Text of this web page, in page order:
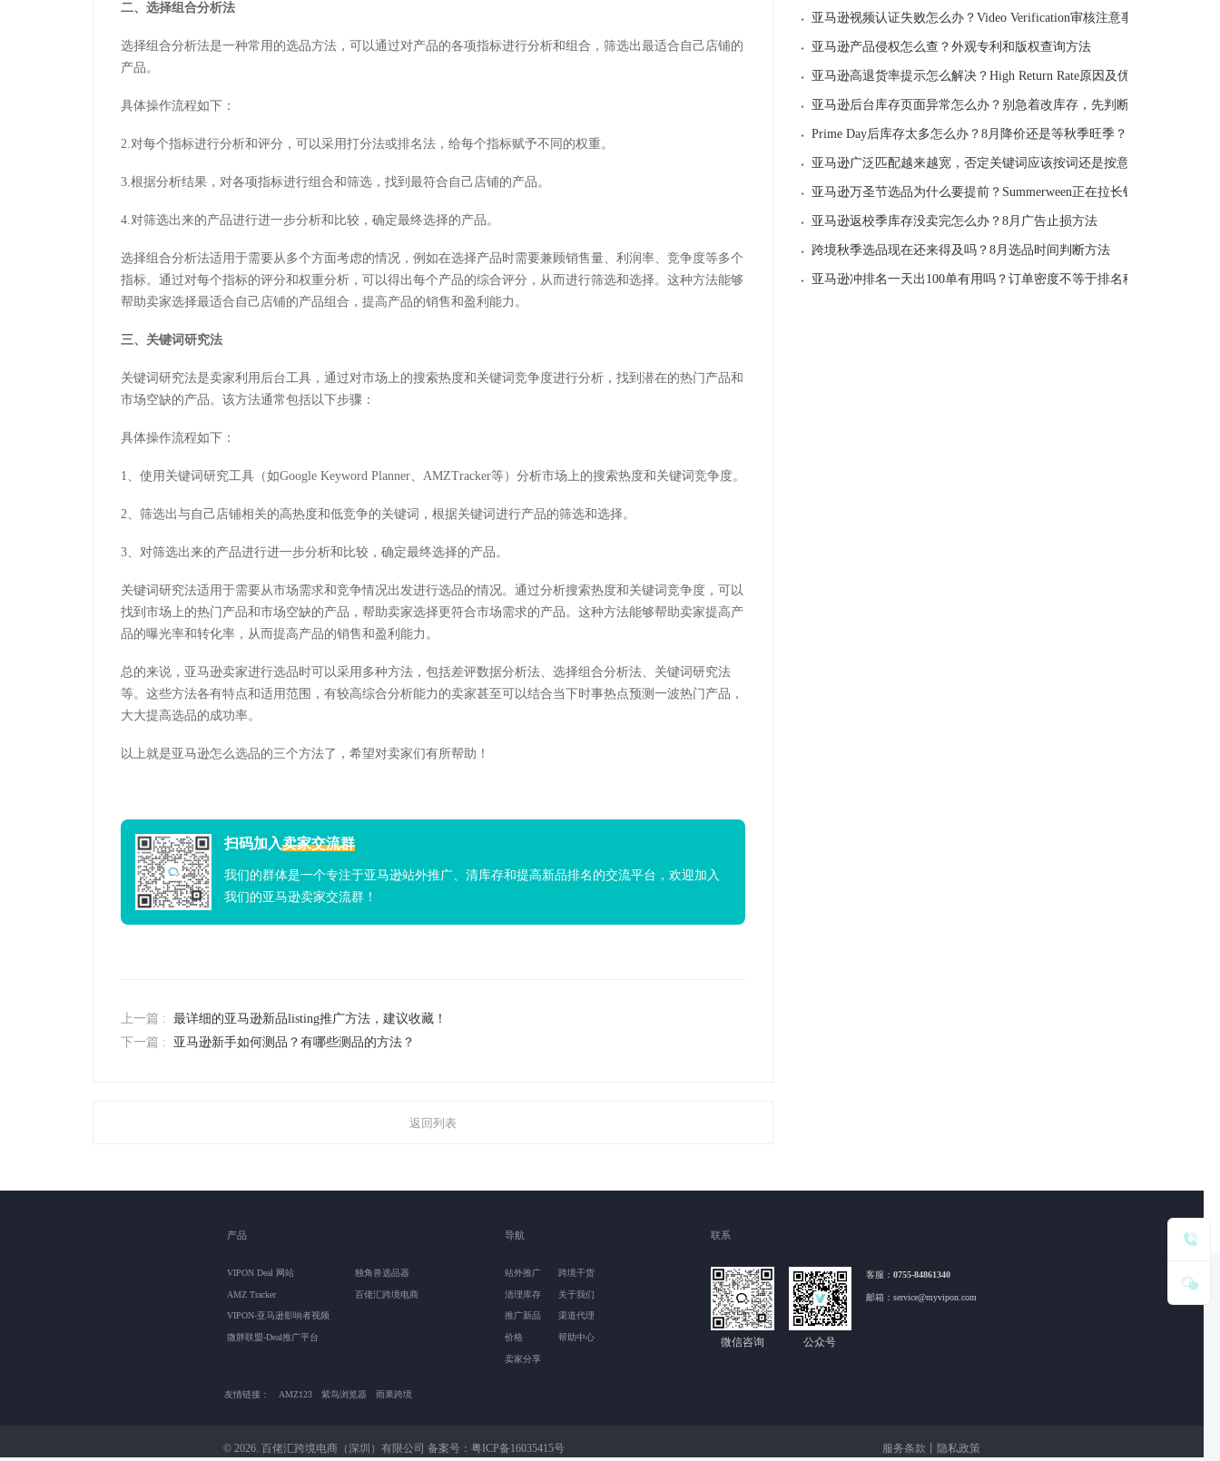
二、选择组合分析法
选择组合分析法是一种常用的选品方法，可以通过对产品的各项指标进行分析和组合，筛选出最适合自己店铺的
产品。
具体操作流程如下：
2.对每个指标进行分析和评分，可以采用打分法或排名法，给每个指标赋予不同的权重。
3.根据分析结果，对各项指标进行组合和筛选，找到最符合自己店铺的产品。
4.对筛选出来的产品进行进一步分析和比较，确定最终选择的产品。
选择组合分析法适用于需要从多个方面考虑的情况，例如在选择产品时需要兼顾销售量、利润率、竞争度等多个
指标。通过对每个指标的评分和权重分析，可以得出每个产品的综合评分，从而进行筛选和选择。这种方法能够
帮助卖家选择最适合自己店铺的产品组合，提高产品的销售和盈利能力。
三、关键词研究法
关键词研究法是卖家利用后台工具，通过对市场上的搜索热度和关键词竞争度进行分析，找到潜在的热门产品和
市场空缺的产品。该方法通常包括以下步骤：
具体操作流程如下：
1、使用关键词研究工具（如Google Keyword Planner、AMZTracker等）分析市场上的搜索热度和关键词竞争度。
2、筛选出与自己店铺相关的高热度和低竞争的关键词，根据关键词进行产品的筛选和选择。
3、对筛选出来的产品进行进一步分析和比较，确定最终选择的产品。
关键词研究法适用于需要从市场需求和竞争情况出发进行选品的情况。通过分析搜索热度和关键词竞争度，可以
找到市场上的热门产品和市场空缺的产品，帮助卖家选择更符合市场需求的产品。这种方法能够帮助卖家提高产
品的曝光率和转化率，从而提高产品的销售和盈利能力。
总的来说，亚马逊卖家进行选品时可以采用多种方法，包括差评数据分析法、选择组合分析法、关键词研究法
等。这些方法各有特点和适用范围，有较高综合分析能力的卖家甚至可以结合当下时事热点预测一波热门产品，
大大提高选品的成功率。
以上就是亚马逊怎么选品的三个方法了，希望对卖家们有所帮助！
扫码加入卖家交流群
我们的群体是一个专注于亚马逊站外推广、清库存和提高新品排名的交流平台，欢迎加入
我们的亚马逊卖家交流群！
上一篇 : 最详细的亚马逊新品listing推广方法，建议收藏！
下一篇 :
亚马逊新手如何测品？有哪些测品的方法？
返回列表
· 亚马逊视频认证失败怎么办？Video Verification审核注意事项
· 亚马逊产品侵权怎么查？外观专利和版权查询方法
· 亚马逊高退货率提示怎么解决？High Return Rate原因及优化方法
· 亚马逊后台库存页面异常怎么办？别急着改库存，先判断是不是系统故障
· Prime Day后库存太多怎么办？8月降价还是等秋季旺季？
· 亚马逊广泛匹配越来越宽，否定关键词应该按词还是按意图？
· 亚马逊万圣节选品为什么要提前？Summerween正在拉长销售周期
· 亚马逊返校季库存没卖完怎么办？8月广告止损方法
· 跨境秋季选品现在还来得及吗？8月选品时间判断方法
· 亚马逊冲排名一天出100单有用吗？订单密度不等于排名稳定
产品
VIPON Deal 网站
AMZ Tracker
VIPON-亚马逊影响者视频
微胖联盟-Deal推广平台
独角兽选品器
百佬汇跨境电商
导航
站外推广
清理库存
推广新品
价格
卖家分享
跨境干货
关于我们
渠道代理
帮助中心
联系
微信咨询 公众号
客服：0755-84861340
邮箱：service@myvipon.com
友情链接： AMZ123 紫鸟浏览器 雨果跨境
© 2026. 百佬汇跨境电商（深圳）有限公司 备案号：粤ICP备16035415号 服务条款 隐私政策